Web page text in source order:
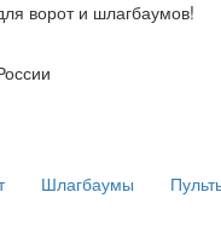
ворот и шлагбаумов!
Шлагбаумы